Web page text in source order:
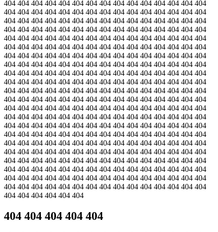
404 404 404 404 404 404 404 404 404 404 404 404 404 404 404
404 404 404 404 404 404 404 404 404 404 404 404 404 404 404
404 404 404 404 404 404 404 404 404 404 404 404 404 404 404
404 404 404 404 404 404 404 404 404 404 404 404 404 404 404
404 404 404 404 404 404 404 404 404 404 404 404 404 404 404
404 404 404 404 404 404 404 404 404 404 404 404 404 404 404
404 404 404 404 404 404 404 404 404 404 404 404 404 404 404
404 404 404 404 404 404 404 404 404 404 404 404 404 404 404
404 404 404 404 404 404 404 404 404 404 404 404 404 404 404
404 404 404 404 404 404 404 404 404 404 404 404 404 404 404
404 404 404 404 404 404 404 404 404 404 404 404 404 404 404
404 404 404 404 404 404 404 404 404 404 404 404 404 404 404
404 404 404 404 404 404 404 404 404 404 404 404 404 404 404
404 404 404 404 404 404 404 404 404 404 404 404 404 404 404
404 404 404 404 404 404 404 404 404 404 404 404 404 404 404
404 404 404 404 404 404 404 404 404 404 404 404 404 404 404
404 404 404 404 404 404 404 404 404 404 404 404 404 404 404
404 404 404 404 404 404 404 404 404 404 404 404 404 404 404
404 404 404 404 404 404 404 404 404 404 404 404 404 404 404
404 404 404 404 404 404 404 404 404 404 404 404 404 404 404
404 404 404 404 404 404 404 404 404 404 404 404 404 404 404
404 404 404 404 404 404 404 404 404 404 404 404 404 404 404
404 404 404 404 404 404
404 404 404 404 404